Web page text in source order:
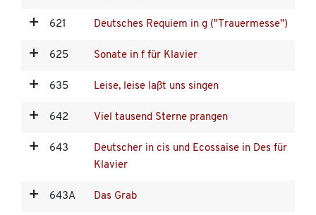
621 Deutsches Requiem in g ("Trauermesse")
625 Sonate in f für Klavier
635 Leise, leise laßt uns singen
642 Viel tausend Sterne prangen
643
Deutscher in cis und Ecossaise in Des für
Klavier
643A Das Grab